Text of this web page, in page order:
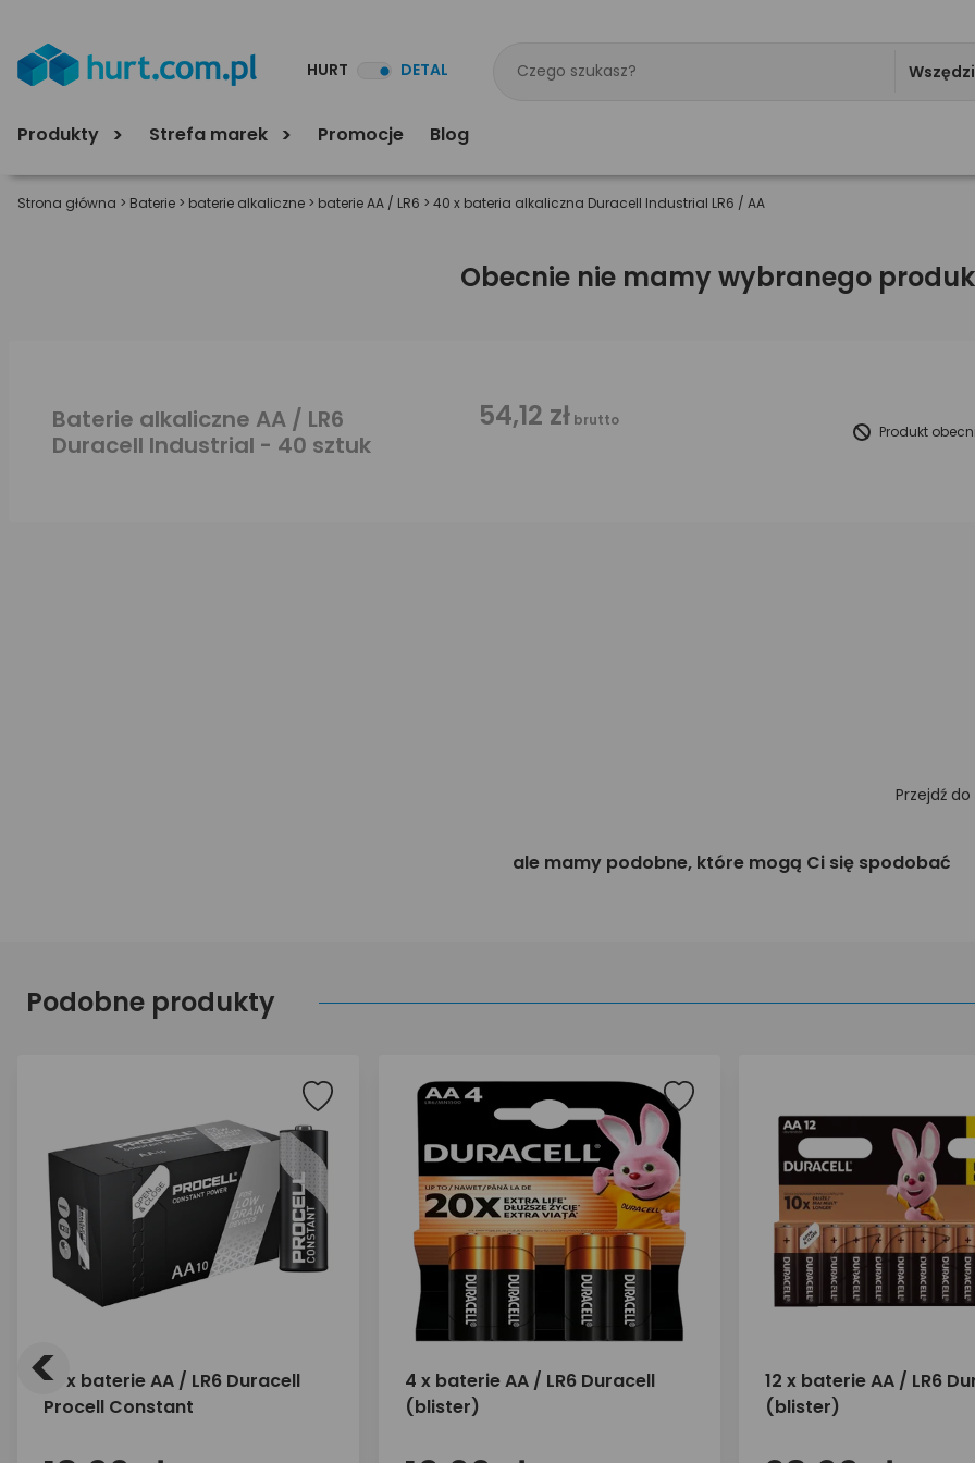
HURT DETAL
Produkty Strefa marek Promocje Blog
Strona główna > Baterie > baterie alkaliczne > baterie AA / LR6 > 40 x bateria alkaliczna Duracell Industrial LR6 / AA
Obecnie nie mamy wybranego
Baterie alkaliczne AA / LR6
Duracell Industrial - 40 sztuk
54,12 zł brutto
Produkt
Przejdź do
ale mamy podobne, które mogą Ci się spodobać
Podobne produkty
10 x baterie AA / LR6 Duracell
Procell Constant
4 x baterie AA / LR6 Duracell
(blister)
12 x baterie AA / LR6
(blister)
<